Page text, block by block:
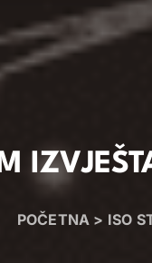
POČETNA > ISO